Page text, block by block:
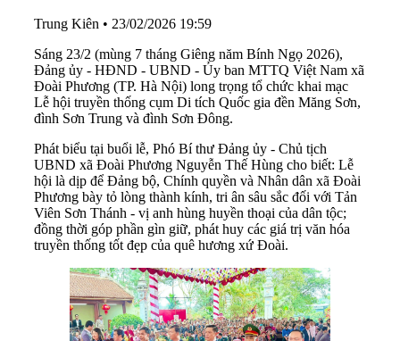
Trung Kiên • 23/02/2026 19:59
Sáng 23/2 (mùng 7 tháng Giêng năm Bính Ngọ 2026),
Đảng ủy - HĐND - UBND - Ủy ban MTTQ Việt Nam xã
Đoài Phương (TP. Hà Nội) long trọng tổ chức khai mạc
Lễ hội truyền thống cụm Di tích Quốc gia đền Măng Sơn,
đình Sơn Trung và đình Sơn Đông.
Phát biểu tại buổi lễ, Phó Bí thư Đảng ủy - Chủ tịch
UBND xã Đoài Phương Nguyễn Thế Hùng cho biết: Lễ
hội là dịp để Đảng bộ, Chính quyền và Nhân dân xã Đoài
Phương bày tỏ lòng thành kính, tri ân sâu sắc đối với Tản
Viên Sơn Thánh - vị anh hùng huyền thoại của dân tộc;
đồng thời góp phần gìn giữ, phát huy các giá trị văn hóa
truyền thống tốt đẹp của quê hương xứ Đoài.